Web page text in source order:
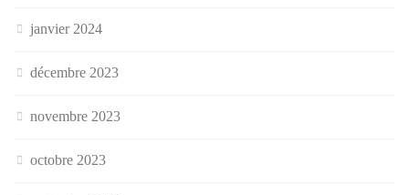
janvier 2024
décembre 2023
novembre 2023
octobre 2023